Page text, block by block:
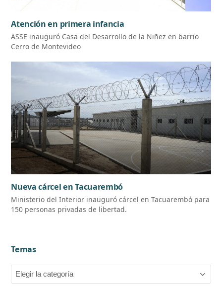
Atención en primera infancia
ASSE inauguró Casa del Desarrollo de la Niñez en barrio
Cerro de Montevideo
Nueva cárcel en Tacuarembó
Ministerio del Interior inauguró cárcel en Tacuarembó para
150 personas privadas de libertad.
Temas
Temas